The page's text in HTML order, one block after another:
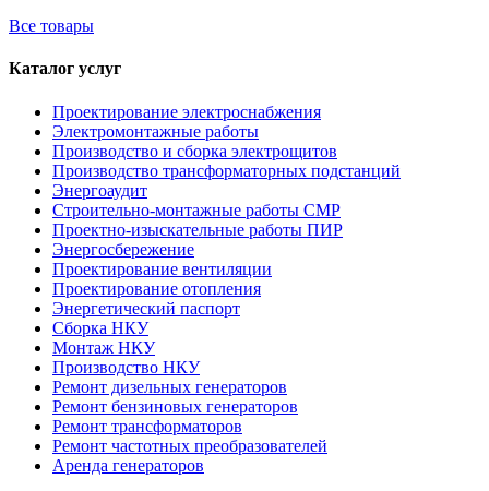
Все товары
Каталог услуг
Проектирование электроснабжения
Электромонтажные работы
Производство и сборка электрощитов
Производство трансформаторных подстанций
Энергоаудит
Строительно-монтажные работы СМР
Проектно-изыскательные работы ПИР
Энергосбережение
Проектирование вентиляции
Проектирование отопления
Энергетический паспорт
Сборка НКУ
Монтаж НКУ
Производство НКУ
Ремонт дизельных генераторов
Ремонт бензиновых генераторов
Ремонт трансформаторов
Ремонт частотных преобразователей
Аренда генераторов